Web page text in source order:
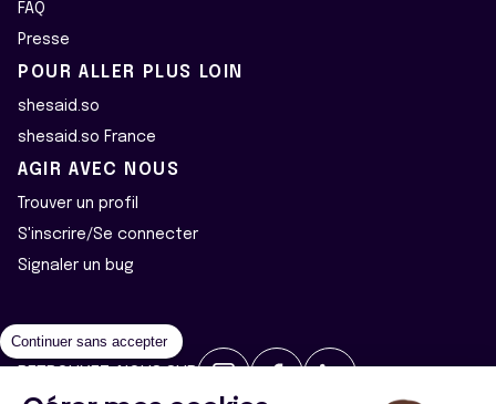
FAQ
Presse
POUR ALLER PLUS LOIN
shesaid.so
shesaid.so France
AGIR AVEC NOUS
Trouver un profil
S'inscrire/Se connecter
Signaler un bug
Continuer sans accepter